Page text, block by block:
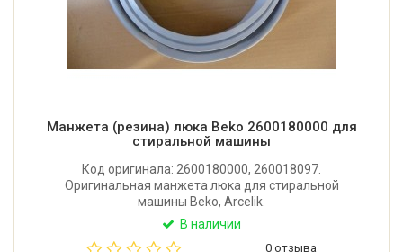
Манжета (резина) люка Beko 2600180000 для
стиральной машины
Код оригинала: 2600180000, 260018097.
Оригинальная манжета люка для стиральной
машины Beko, Arcelik.
В наличии
0 отзыва